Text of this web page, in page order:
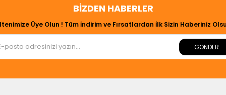
BIZDEN HABERLER
Üye Olun ! Tüm İndirim ve Fırsatlardan İlk Sizin Haberiniz
GÖNDER